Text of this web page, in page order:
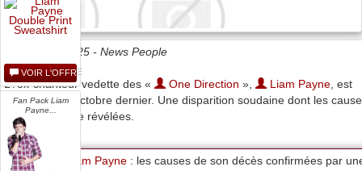
Date 09/01/2025 - News People
L?ex-chanteur vedette des « One Direction », Liam Payne , est
décédé le 16 octobre dernier. Une disparition soudaine dont les
viennent d?être révélées.
Mort de Liam Payne : les causes de son décès confirmées par
VOIR L'OFFRE
Fan Pack Liam
Payne...